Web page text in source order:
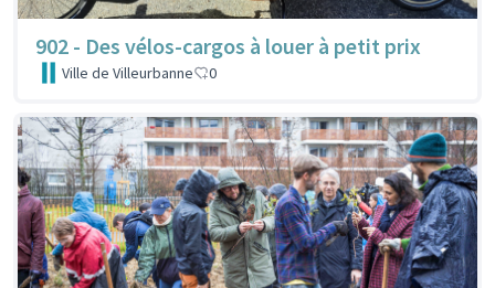
902 - Des vélos-cargos à louer à petit prix
Ville de Villeurbanne 0